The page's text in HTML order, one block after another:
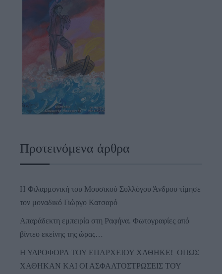
Προτεινόμενα άρθρα
Η Φιλαρμονική του Μουσικού Συλλόγου Άνδρου τίμησε
τον μοναδικό Γιώργο Κατσαρό
Απαράδεκτη εμπειρία στη Ραφήνα. Φωτογραφίες από
βίντεο εκείνης της ώρας…
Η ΥΔΡΟΦΟΡΑ ΤΟΥ ΕΠΑΡΧΕΙΟΥ ΧΑΘΗΚΕ! ΟΠΩΣ
ΧΑΘΗΚΑΝ ΚΑΙ ΟΙ ΑΣΦΑΛΤΟΣΤΡΩΣΕΙΣ ΤΟΥ